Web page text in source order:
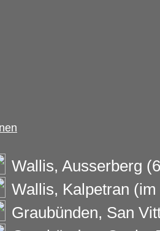
Wallis, Ausserberg
Wallis, Kalpetran
Graubünden, San